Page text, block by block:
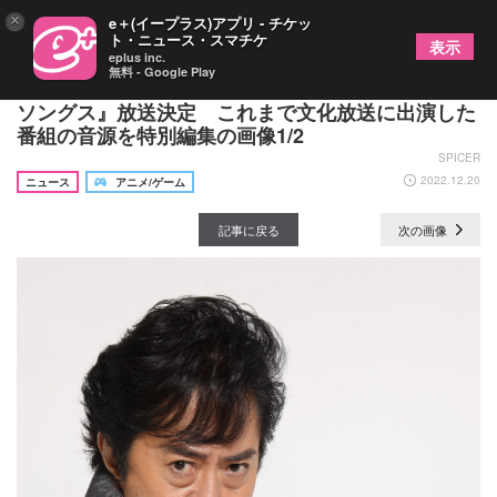
水木一郎追悼特別番組 『水木一郎 不滅のヒーロー
ソングス』放送決定 これまで文化放送に出演した
番組の音源を特別編集の画像1/2
SPICER
ニュース
アニメ/ゲーム 2022.12.20
記事に戻る 次の画像
× e＋(イープラス)アプリ - チケッ
ト・ニュース・スマチケ
eplus inc.
無料 - Google Play
表示